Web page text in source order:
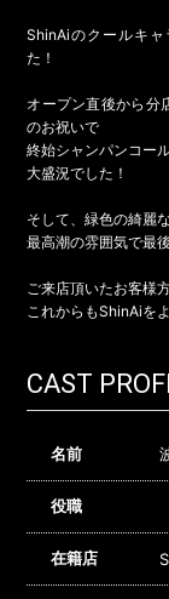
ShinAiのクールキ
た！
オープン直後から分
のお祝いで
終始シャンパンコー
大盛況でした！
そして、緑色の綺麗
最高潮の雰囲気で最
ご来店頂いたお客様
これからもShinAiを
CAST
名前
役職
在籍店